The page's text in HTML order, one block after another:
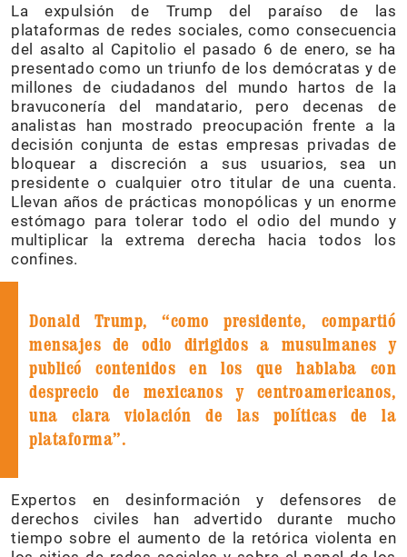
La expulsión de Trump del paraíso de las
plataformas de redes sociales, como consecuencia
del asalto al Capitolio el pasado 6 de enero, se ha
presentado como un triunfo de los demócratas y de
millones de ciudadanos del mundo hartos de la
bravuconería del mandatario, pero decenas de
analistas han mostrado preocupación frente a la
decisión conjunta de estas empresas privadas de
bloquear a discreción a sus usuarios, sea un
presidente o cualquier otro titular de una cuenta.
Llevan años de prácticas monopólicas y un enorme
estómago para tolerar todo el odio del mundo y
multiplicar la extrema derecha hacia todos los
confines.
Donald Trump, “como presidente, compartió
mensajes de odio dirigidos a musulmanes y
publicó contenidos en los que hablaba con
desprecio de mexicanos y centroamericanos,
una clara violación de las políticas de la
plataforma”.
Expertos en desinformación y defensores de
derechos civiles han advertido durante mucho
tiempo sobre el aumento de la retórica violenta en